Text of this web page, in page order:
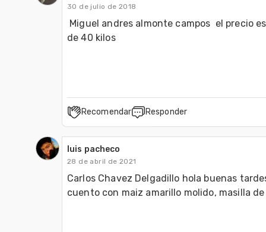
30 de julio de 2018
de 40 kilos
Recomendar Responder
luis pacheco
28 de abril de 2021
Carlos Chavez Delgadillo hola buenas